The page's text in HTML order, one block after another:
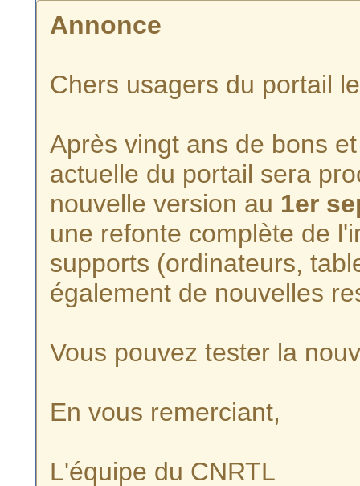
Annonce
Chers usagers du portail
Après vingt ans de bons
actuelle du portail sera
nouvelle version au 1er
une refonte complète de
supports (ordinateurs,
également de nouvelles
Vous pouvez tester la
En vous remerciant,
L'équipe du CNRTL